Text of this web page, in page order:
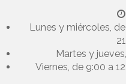
Lunes y miércoles,
Martes y
Viernes, de 9:00 a